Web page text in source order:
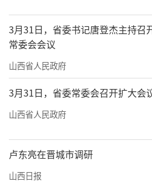
是“三秋”农业生产带来严
天气影响，全省各级基层党
部将战斗堡垒筑在汛情最前
用彰显在秋收第一线。
太原市晋源区金胜镇
攻坚，协调调度大型挖掘机
排水渠进行破拆疏通，全
州市定襄公路管理段党支部
位，通过全天候巡查、快速
3月31日，省委书记唐登杰主持召
常委会会议
山西省人民政府
3月31日，省委常委会召开扩大会
山西省人民政府
卢东亮在晋城市调研
山西日报